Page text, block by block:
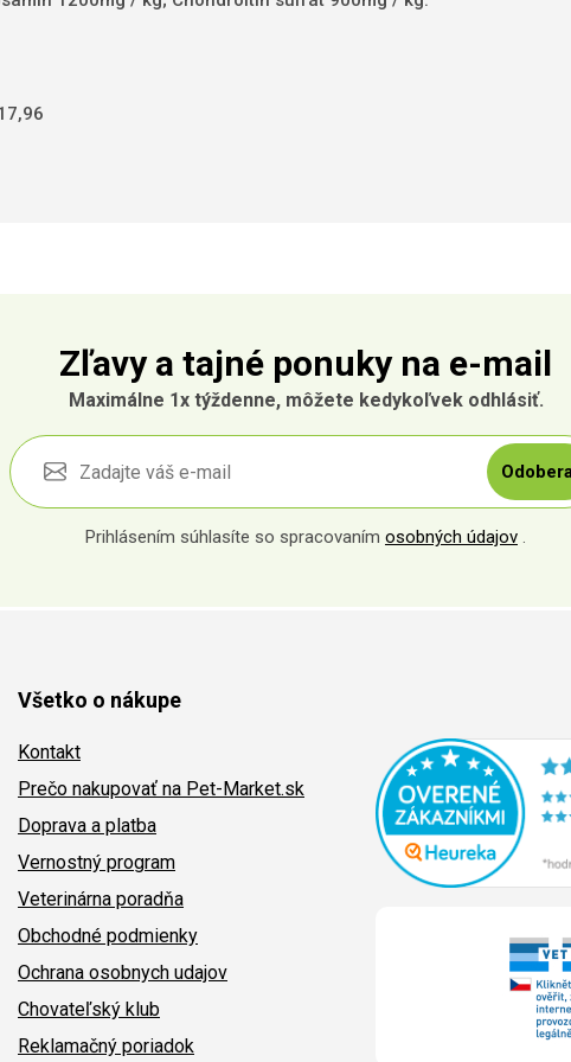
Zľavy a tajné ponuky na e-mail
Maximálne 1x týždenne, môžete kedykoľvek odhlásiť.
Prihlásením súhlasíte so spracovaním osobných údajov .
Všetko o nákupe
Kontakt
Prečo nakupovať na Pet-Market.sk
Doprava a platba
Vernostný program
Veterinárna poradňa
Obchodné podmienky
Ochrana osobnych udajov
Chovateľský klub
Reklamačný poriadok